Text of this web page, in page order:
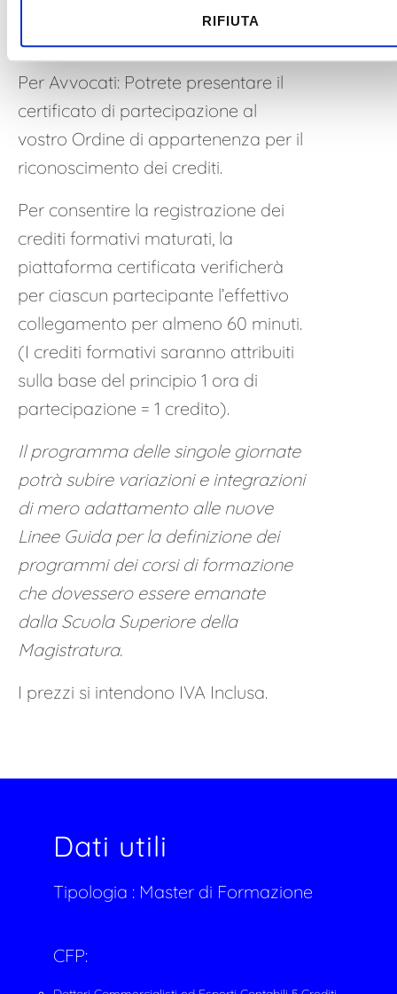
RIFIUTA
Portale della Formazione Continua
del CN.
Per Avvocati: Potrete presentare il
certificato di partecipazione al
vostro Ordine di appartenenza per il
riconoscimento dei crediti.
Per consentire la registrazione dei
crediti formativi maturati, la
piattaforma certificata verificherà
per ciascun partecipante l’effettivo
collegamento per almeno 60 minuti.
(I crediti formativi saranno attribuiti
sulla base del principio 1 ora di
partecipazione = 1 credito).
Il programma delle singole giornate
potrà subire variazioni e integrazioni
di mero adattamento alle nuove
Linee Guida per la definizione dei
programmi dei corsi di formazione
che dovessero essere emanate
dalla Scuola Superiore della
Magistratura.
I prezzi si intendono IVA Inclusa.
Dati utili
Tipologia : Master di Formazione
CFP: